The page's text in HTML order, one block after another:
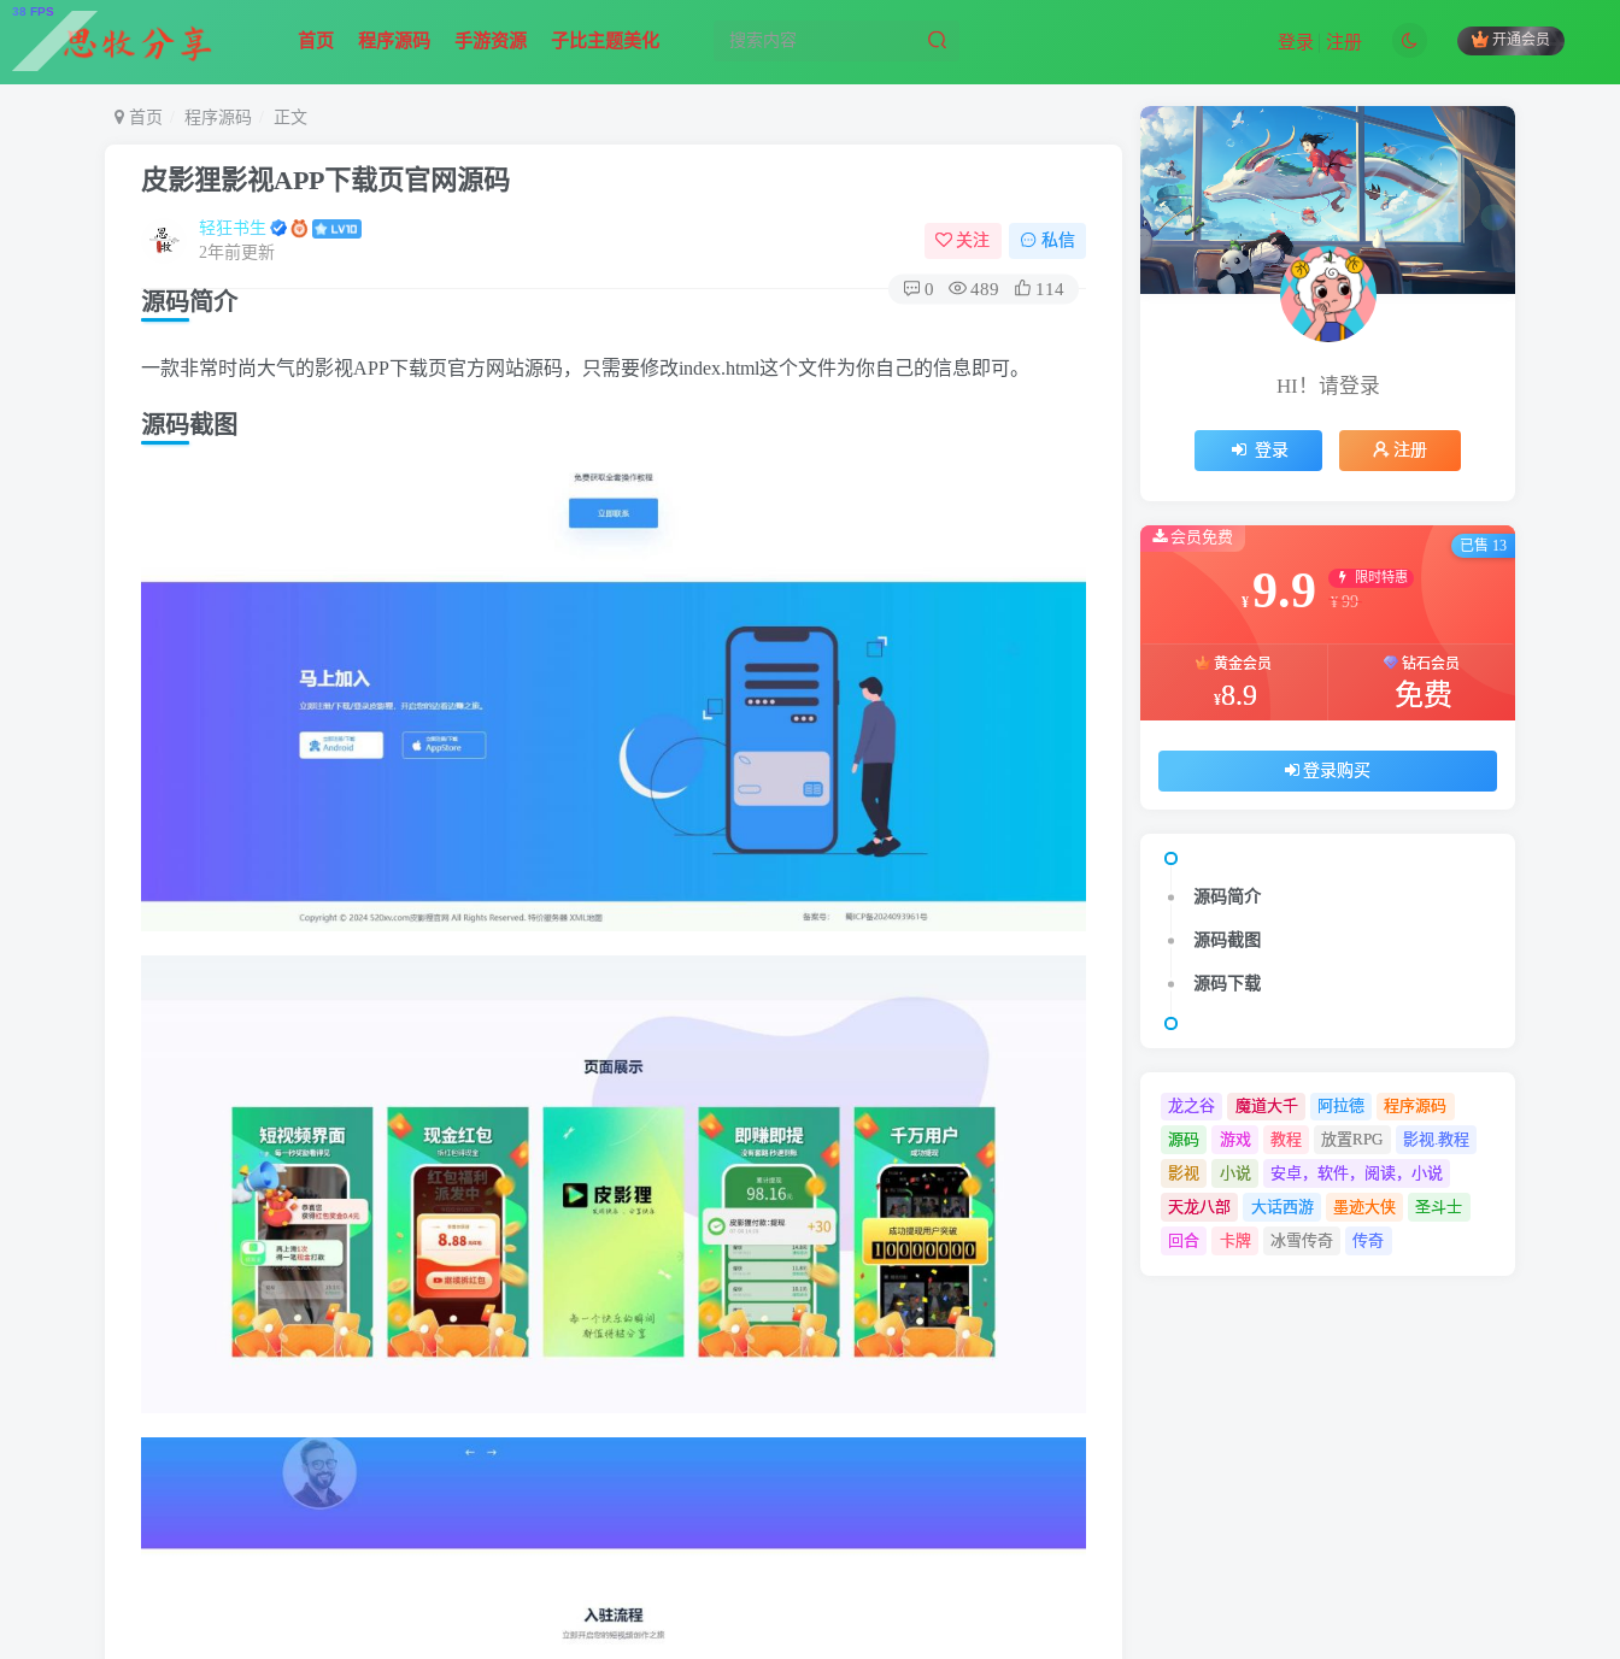
首页 程序源码 手游资源 子比主题美化 开通会员
登录 注册
首页 程序源码 正文
皮影狸影视APP下载页官网源码
轻狂书生
2年前更新
关注 私信
0 489 114
源码简介
一款非常时尚大气的影视APP下载页官方网站源码，只需要修改index.html这个文件为你自己的信息即可。
源码截图
HI！请登录
登录 注册
会员免费
¥ 9.9 限时特惠
¥ 99
黄金会员
¥8.9
钻石会员
免费
登录购买
已售 13
源码简介
源码截图
源码下载
龙之谷 魔道大千 阿拉德
程序源码
源码
游戏 教程 放置RPG
影视.教程
影视
小说
安卓，软件，阅读，小说
天龙八部
大话西游 墨迹大侠
圣斗士
回合
卡牌 冰雪传奇 传奇